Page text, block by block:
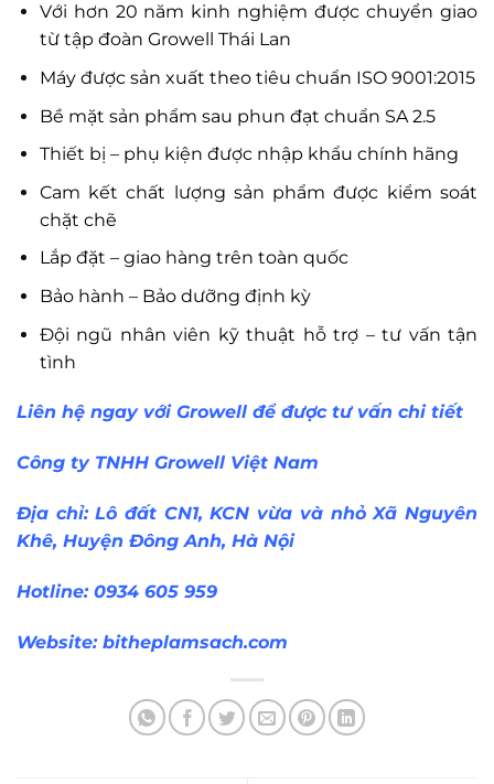
Với hơn 20 năm kinh nghiệm được chuyển giao
từ tập đoàn Growell Thái Lan
Máy được sản xuất theo tiêu chuẩn ISO 9001:2015
Bề mặt sản phẩm sau phun đạt chuẩn SA 2.5
Thiết bị – phụ kiện được nhập khẩu chính hãng
Cam kết chất lượng sản phẩm được kiểm soát
chặt chẽ
Lắp đặt – giao hàng trên toàn quốc
Bảo hành – Bảo dưỡng định kỳ
Đội ngũ nhân viên kỹ thuật hỗ trợ – tư vấn tận
tình
Liên hệ ngay với Growell để được tư vấn chi tiết
Công ty TNHH Growell Việt Nam
Địa chỉ: Lô đất CN1, KCN vừa và nhỏ Xã Nguyên
Khê, Huyện Đông Anh, Hà Nội
Hotline: 0934 605 959
Website: bitheplamsach.com